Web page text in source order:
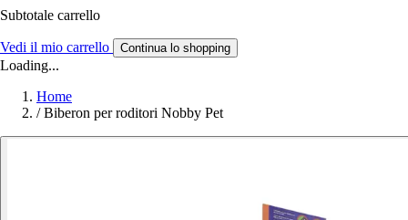
Subtotale carrello
Vedi il mio carrello Continua lo shopping
Loading...
Home
/ Biberon per roditori Nobby Pet